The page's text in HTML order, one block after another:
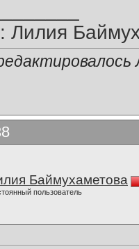
Лилия
Баймухаметова
пользователь